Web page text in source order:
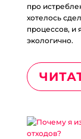
про
хотелось
процессов, и
экологично.